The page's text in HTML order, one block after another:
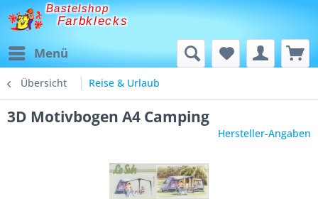
Bastelshop
Farbklecks
Menü
Übersicht Reise & Urlaub
3D Motivbogen A4 Camping
Hersteller-Angaben